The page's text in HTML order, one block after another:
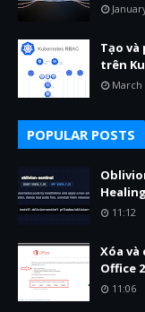
Tạo và
trên
March
POPULAR POSTS
11:12
Xóa và
Office
11:06